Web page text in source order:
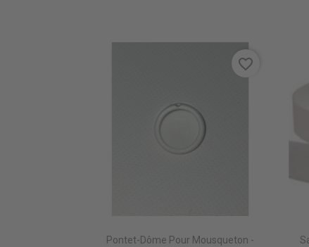
Pontet-Dôme Pour Mousqueton -
favorite_border